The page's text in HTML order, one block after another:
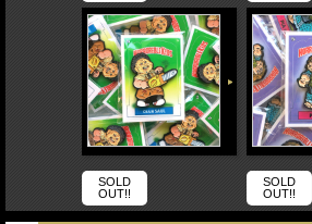
SOLD
OUT!!
SOLD
OUT!!